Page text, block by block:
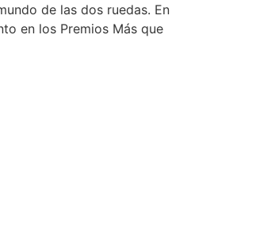
de las dos ruedas. En
en los Premios Más que